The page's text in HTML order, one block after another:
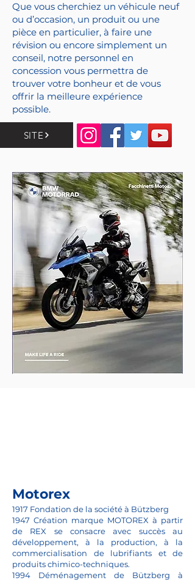
Que vous cherchiez un véhicule neuf
ou d’occasion, un produit ou une
pièce en particulier, à faire une
révision ou encore simplement un
conseil, notre personnel en
concession vous permettra de
trouver votre bonheur et de vous
offrir la meilleure expérience
possible.
SITE
Motorex
1917 Fondation de la société à Bützberg
1947 Création marque MOTOREX à partir
de REX se consacre avec succès au
développement, à la production, à la
commercialisation de lubrifiants et de
produits chimico-techniques.
1994 Déménagement de Bützberg à